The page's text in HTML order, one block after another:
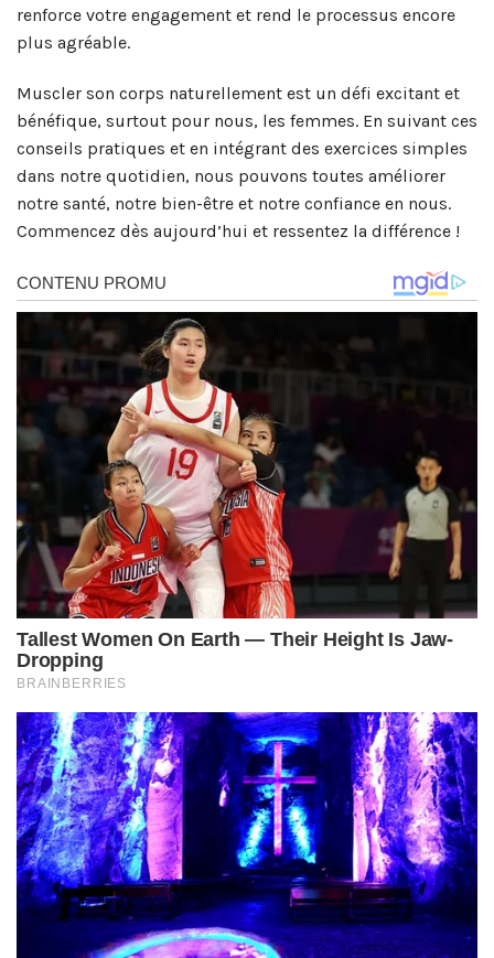
renforce votre engagement et rend le processus encore
plus agréable.
Muscler son corps naturellement est un défi excitant et
bénéfique, surtout pour nous, les femmes. En suivant ces
conseils pratiques et en intégrant des exercices simples
dans notre quotidien, nous pouvons toutes améliorer
notre santé, notre bien-être et notre confiance en nous.
Commencez dès aujourd’hui et ressentez la différence !